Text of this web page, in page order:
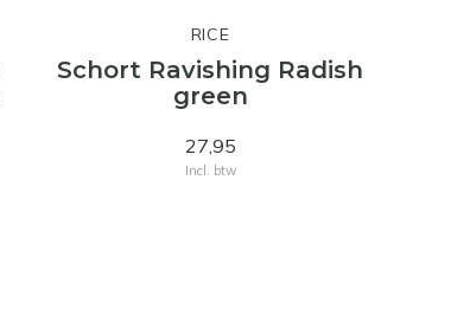
RICE
Schort Ravishing Radish
green
27,95
Incl. btw